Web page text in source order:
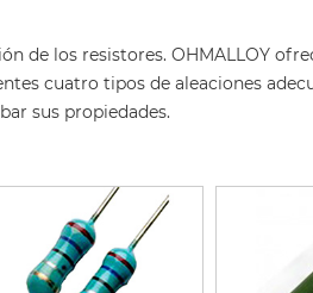
de los resistores. OHMALLOY
cuatro tipos de aleaciones
sus propiedades.